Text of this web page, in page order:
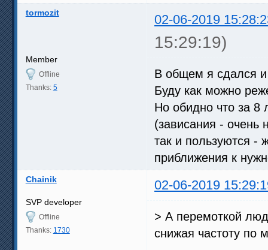
tormozit 02-06-2019
15:29:19)
Member
Offline
Thanks: 5
В общем я сдался и
Буду как можно
Но обидно что за 8
(зависания - очень
так и пользуются -
приближения к
Chainik 02-06-2019
SVP developer
Offline
Thanks: 1730
> А перемоткой
снижая частоту по